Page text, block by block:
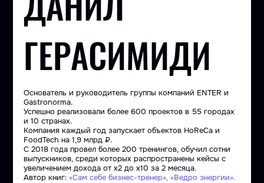
ГЕРАСИМИДИ
Основатель и руководитель группы компаний ENTER и
Gastronorma.
Успешно реализовали более 600 проектов в 55 городах
и 10 странах.
Компания каждый год запускает объектов HoReCa и
FoodTech на 1,9 млрд ₽.
С 2018 года провел более 200 тренингов, обучил сотни
выпускников, среди которых распространены кейсы с
увеличением дохода от х2 до х10 за 2 месяца.
Автор книг: «Сам себе бизнес-тренер», «Ведро энергии».